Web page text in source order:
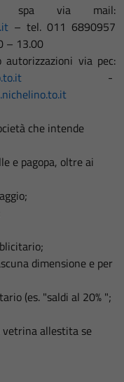
spa via mail:
– tel. 011 6890957
– 13.00
via pec:
-
che intende
e pagopa, oltre ai
dimensione e per
(es. "saldi al 20% ";
allestita se